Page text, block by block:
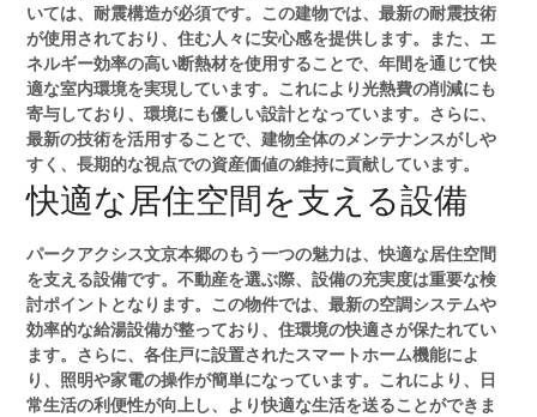
いては、耐震構造が必須です。この建物では、最新の耐震技術
が使用されており、住む人々に安心感を提供します。また、エ
ネルギー効率の高い断熱材を使用することで、年間を通じて快
適な室内環境を実現しています。これにより光熱費の削減にも
寄与しており、環境にも優しい設計となっています。さらに、
最新の技術を活用することで、建物全体のメンテナンスがしや
すく、長期的な視点での資産価値の維持に貢献しています。
快適な居住空間を支える設備
パークアクシス文京本郷のもう一つの魅力は、快適な居住空間
を支える設備です。不動産を選ぶ際、設備の充実度は重要な検
討ポイントとなります。この物件では、最新の空調システムや
効率的な給湯設備が整っており、住環境の快適さが保たれてい
ます。さらに、各住戸に設置されたスマートホーム機能によ
り、照明や家電の操作が簡単になっています。これにより、日
常生活の利便性が向上し、より快適な生活を送ることができま